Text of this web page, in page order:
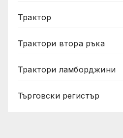
Трактор
Трактори втора ръка
Трактори ламборджини
Търговски регистър